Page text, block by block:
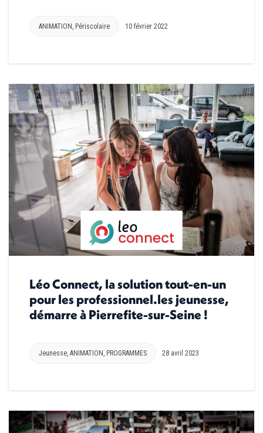
ANIMATION , Périscolaire 10 février 2022
Léo Connect, la solution tout-en-un
pour les professionnel.les jeunesse,
démarre à Pierrefite-sur-Seine !
Jeunesse, ANIMATION , PROGRAMMES 28 avril 2023